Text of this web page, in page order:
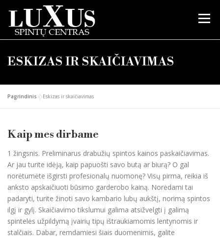
содержимому
Меню
APIE KOMPANIJĄ PRODUKTAI KAIP MES DIRBAME
ATLIKTI DARBAI SIŲSTI UŽKLAUSĄ
ESKIZAS IR SKAIČIAVIMAS
Pagrindinis »Eskizas ir skaičiavimas
Kaip mes dirbame
1 žingsnis. Preliminarus drabužių spintos kainos paskaičiavimas.
Ar jau turite idėją, kaip papuošti savo butą ar biurą? O gal
norėtumėte išgirsti profesionalų nuomonę? Visų pirma, reikia iš
anksto apskaičiuoti būsimo garderobo kainą. Norėdami tai
padaryti, turite žinoti savo kambario lubų aukštį, norimą spintos
ilgį ir gylį. Skaičiavimo tikslumui galima atsižvelgti į galimą
spintelės užpildymą įvairių tipų ištraukiamomis lentynomis ir
stalčiais. Dabar, remdamiesi šiais duomenimis, galite